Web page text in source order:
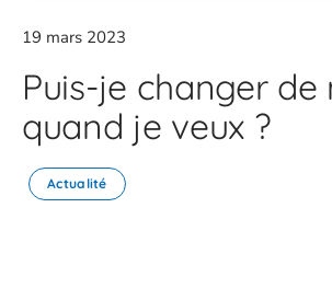
19 mars 2023
Puis-je changer de
quand je veux ?
Actualité